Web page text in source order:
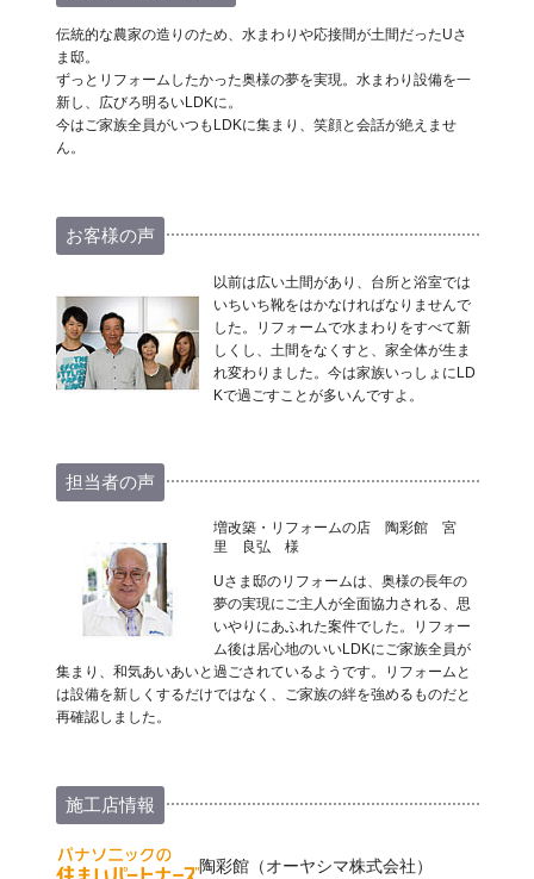
伝統的な農家の造りのため、水まわりや応接間が土間だったUさ
ま邸。
ずっとリフォームしたかった奥様の夢を実現。水まわり設備を一
新し、広びろ明るいLDKに。
今はご家族全員がいつもLDKに集まり、笑顔と会話が絶えませ
ん。
お客様の声
以前は広い土間があり、台所と浴室では
いちいち靴をはかなければなりませんで
した。リフォームで水まわりをすべて新
しくし、土間をなくすと、家全体が生ま
れ変わりました。今は家族いっしょにLD
Kで過ごすことが多いんですよ。
担当者の声
増改築・リフォームの店 陶彩館 宮
里 良弘 様
Uさま邸のリフォームは、奥様の長年の
夢の実現にご主人が全面協力される、思
いやりにあふれた案件でした。リフォー
ム後は居心地のいいLDKにご家族全員が
集まり、和気あいあいと過ごされているようです。リフォームと
は設備を新しくするだけではなく、ご家族の絆を強めるものだと
再確認しました。
施工店情報
陶彩館（オーヤシマ株式会社）